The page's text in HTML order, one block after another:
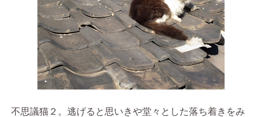
不思議猫２。逃げると思いきや堂々とした落ち着きをみ